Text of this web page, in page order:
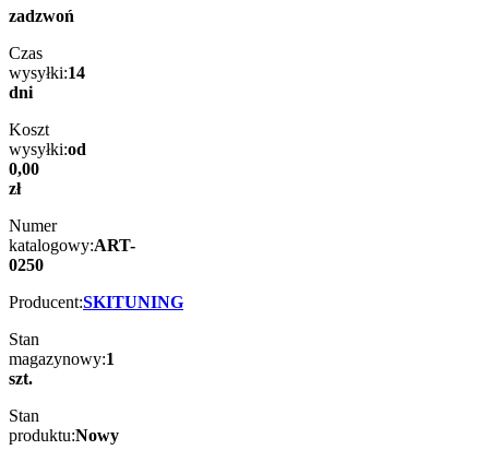
zadzwoń
Czas
wysyłki:14
dni
Koszt
wysyłki:od
0,00
zł
Numer
katalogowy:ART-
0250
Producent:SKITUNING
Stan
magazynowy:1
szt.
Stan
produktu:Nowy